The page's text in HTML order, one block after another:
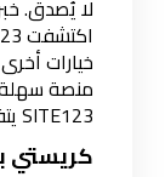
لا يُصدق.
خيارات
منصة
SITE123 يتفوق على المنافسين.
كريستي